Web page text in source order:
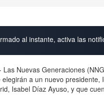
al instante, activa las
Las Nuevas Generaciones
a un nuevo
Isabel Díaz Ayuso, y que